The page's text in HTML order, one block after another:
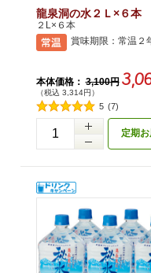
龍泉洞の水２Ｌ×６本
２L×６本
賞味期限：常温２
本体価格： 3,100円
（税込 3,314円）
5 (7)
定期
+
-